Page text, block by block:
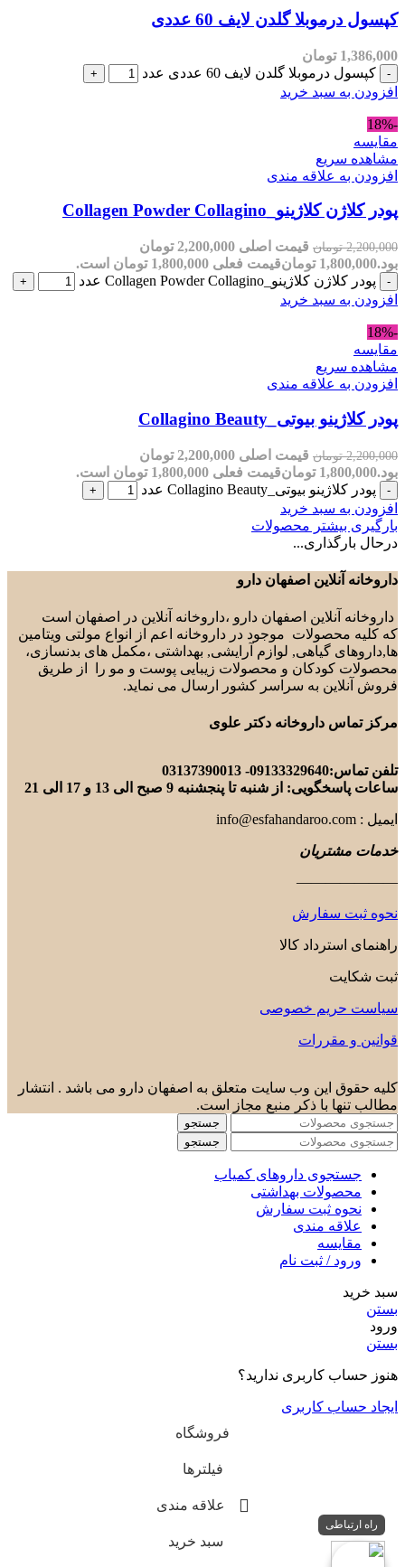
کپسول درموبلا گلدن لایف 60 عددی
1,386,000 تومان
کپسول درموبلا گلدن لایف 60 عددی عدد
افزودن به سبد خرید
-18%
مقایسه
مشاهده سریع
افزودن به علاقه مندی
پودر کلاژن کلاژینو_Collagen Powder Collagino
2,200,000 تومان
قیمت اصلی 2,200,000 تومان
بود.1,800,000 تومانقیمت فعلی 1,800,000 تومان است.
پودر کلاژن کلاژینو_Collagen Powder Collagino عدد
افزودن به سبد خرید
-18%
مقایسه
مشاهده سریع
افزودن به علاقه مندی
پودر کلاژینو بیوتی_Collagino Beauty
2,200,000 تومان
قیمت اصلی 2,200,000 تومان
بود.1,800,000 تومانقیمت فعلی 1,800,000 تومان است.
پودر کلاژینو بیوتی_Collagino Beauty عدد
افزودن به سبد خرید
بارگیری بیشتر محصولات
درحال بارگذاری...
داروخانه آنلاین اصفهان دارو
داروخانه آنلاین اصفهان دارو ،داروخانه آنلاین در اصفهان است
که کلیه محصولات موجود در داروخانه اعم از انواع مولتی ویتامین
ها,داروهای گیاهی, لوازم آرایشی, بهداشتی ،مکمل های بدنسازی،
محصولات کودکان و محصولات زیبایی پوست و مو را از طریق
فروش آنلاین به سراسر کشور ارسال می نماید.
مرکز تماس داروخانه دکتر علوی
تلفن تماس:09133329640- 03137390013
ساعات پاسخگویی: از شنبه تا پنجشنبه 9 صبح الی 13 و 17 الی 21
ایمیل : info@esfahandaroo.com
خدمات مشتریان
———————
نحوه ثبت سفارش
راهنمای استرداد کالا
ثبت شکایت
سیاست حریم خصوصی
قوانین و مقررات
کلیه حقوق این وب سایت متعلق به اصفهان دارو می باشد . انتشار
مطالب تنها با ذکر منبع مجاز است.
جستجو
جستجو
جستجوی داروهای کمیاب
محصولات بهداشتی
نحوه ثبت سفارش
علاقه مندی
مقایسه
ورود / ثبت نام
سبد خرید
بستن
ورود
بستن
هنوز حساب کاربری ندارید؟
ایجاد حساب کاربری
فروشگاه
فیلترها
علاقه مندی
سبد خرید
راه ارتباطی